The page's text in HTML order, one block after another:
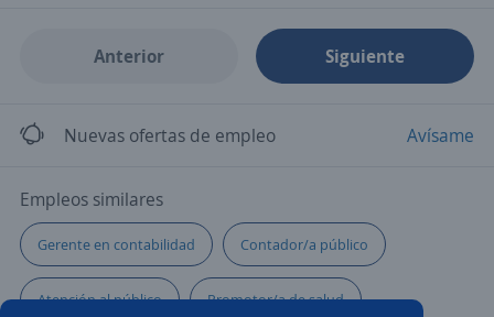
Anterior Siguiente
Nuevas ofertas de empleo Avísame
Empleos similares
Gerente en contabilidad Contador/a público
Atención al público Promotor/a de salud